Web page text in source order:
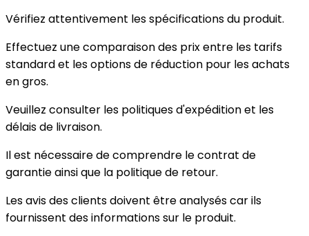
Vérifiez attentivement les spécifications du produit.
Effectuez une comparaison des prix entre les tarifs
standard et les options de réduction pour les achats
en gros.
Veuillez consulter les politiques d'expédition et les
délais de livraison.
Il est nécessaire de comprendre le contrat de
garantie ainsi que la politique de retour.
Les avis des clients doivent être analysés car ils
fournissent des informations sur le produit.